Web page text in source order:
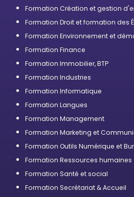
Formation Création et gestion
Formation Droit et formation des
Formation Environnement et
Formation Finance
Formation Immobilier, BTP
Formation Industries
Formation Informatique
Formation Langues
Formation Management
Formation Marketing et
Formation Outils Numérique et
Formation Ressources humaines
Formation Santé et social
Formation Secrétariat & Accueil